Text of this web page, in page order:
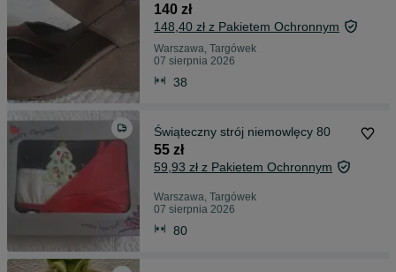
140 zł
148,40 zł z Pakietem Ochronnym
Warszawa, Targówek
07 sierpnia 2026
38
Świąteczny strój niemowlęcy 80
55 zł
59,93 zł z Pakietem Ochronnym
Warszawa, Targówek
07 sierpnia 2026
80